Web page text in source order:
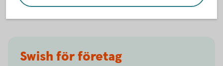
Swish för företag